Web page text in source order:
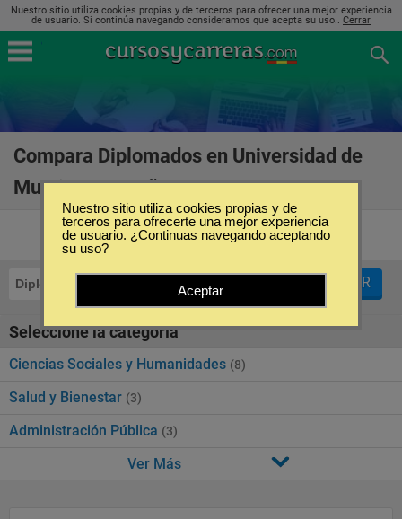
Nuestro sitio utiliza cookies propias y de terceros para ofrecer una mejor experiencia
de usuario. Si continúa navegando consideramos que acepta su uso.. Cerrar
Compara Diplomados en Universidad de
Murcia en España
Diplomados Universidad de Murcia FILTRAR
Seleccione la categoría
Ciencias Sociales y Humanidades (8)
Salud y Bienestar (3)
Administración Pública (3)
Ver Más
Nuestro sitio utiliza cookies propias y de
terceros para ofrecerte una mejor experiencia
de usuario. ¿Continuas navegando aceptando
su uso?
Aceptar